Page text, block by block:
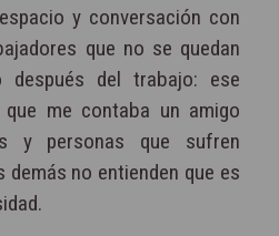
y conversación con
que no se quedan
del trabajo: ese
me contaba un amigo
y personas que sufren
demás no entienden que es